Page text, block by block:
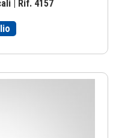
| Rif. 4157